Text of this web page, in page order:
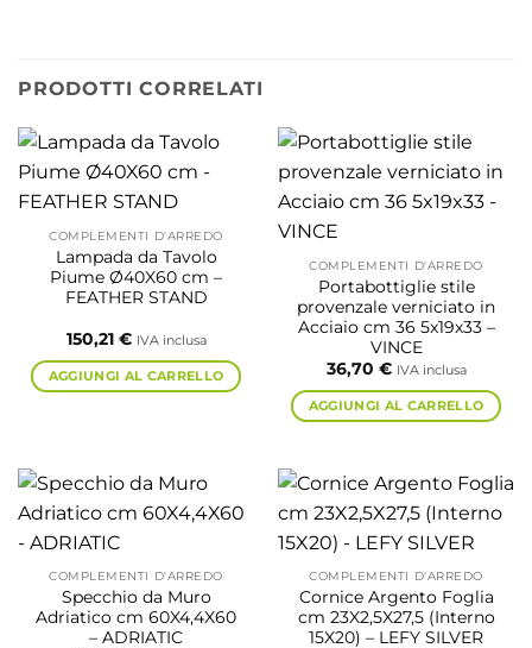
PRODOTTI CORRELATI
COMPLEMENTI D'ARREDO
Lampada da Tavolo
Piume Ø40X60 cm –
FEATHER STAND
150,21 € IVA inclusa
AGGIUNGI AL CARRELLO
COMPLEMENTI D'ARREDO
Portabottiglie stile
provenzale verniciato in
Acciaio cm 36 5x19x33 –
VINCE
36,70 € IVA inclusa
AGGIUNGI AL CARRELLO
COMPLEMENTI D'ARREDO
Specchio da Muro
Adriatico cm 60X4,4X60
– ADRIATIC
COMPLEMENTI D'ARREDO
Cornice Argento Foglia
cm 23X2,5X27,5 (Interno
15X20) – LEFY SILVER